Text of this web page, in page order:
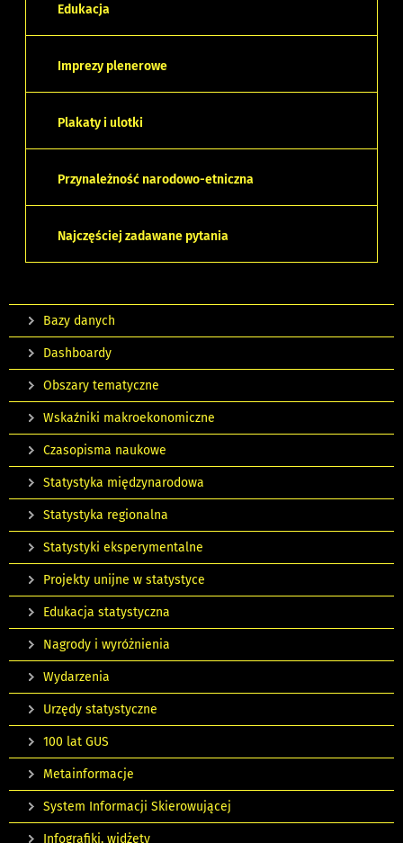
Edukacja
Imprezy plenerowe
Plakaty i ulotki
Przynależność narodowo-etniczna
Najczęściej zadawane pytania
Bazy danych
Dashboardy
Obszary tematyczne
Wskaźniki makroekonomiczne
Czasopisma naukowe
Statystyka międzynarodowa
Statystyka regionalna
Statystyki eksperymentalne
Projekty unijne w statystyce
Edukacja statystyczna
Nagrody i wyróżnienia
Wydarzenia
Urzędy statystyczne
100 lat GUS
Metainformacje
System Informacji Skierowującej
Infografiki, widżety